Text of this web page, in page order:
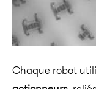
Chaque robot